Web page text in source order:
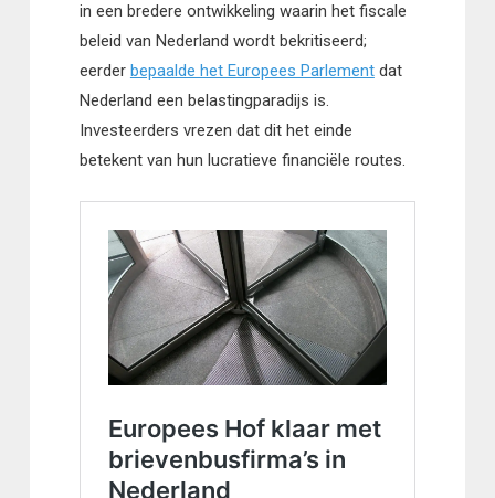
in een bredere ontwikkeling waarin het fiscale
beleid van Nederland wordt bekritiseerd;
eerder bepaalde het Europees Parlementdat
Nederland een belastingparadijs is.
Investeerders vrezen dat dit het einde
betekent van hun lucratieve financiële routes.